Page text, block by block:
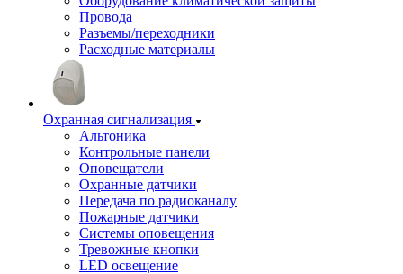
Провода
Разъемы/переходники
Расходные материалы
Охранная сигнализация
Альтоника
Контрольные панели
Оповещатели
Охранные датчики
Передача по радиоканалу
Пожарные датчики
Системы оповещения
Тревожные кнопки
LED освещение